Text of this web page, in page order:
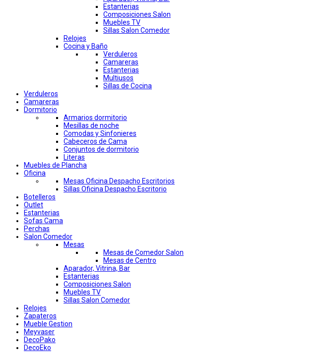
Estanterias
Composiciones Salon
Muebles TV
Sillas Salon Comedor
Relojes
Cocina y Baño
Verduleros
Camareras
Estanterias
Multiusos
Sillas de Cocina
Verduleros
Camareras
Dormitorio
Armarios dormitorio
Mesillas de noche
Comodas y Sinfonieres
Cabeceros de Cama
Conjuntos de dormitorio
Literas
Muebles de Plancha
Oficina
Mesas Oficina Despacho Escritorios
Sillas Oficina Despacho Escritorio
Botelleros
Outlet
Estanterias
Sofas Cama
Perchas
Salon Comedor
Mesas
Mesas de Comedor Salon
Mesas de Centro
Aparador, Vitrina, Bar
Estanterias
Composiciones Salon
Muebles TV
Sillas Salon Comedor
Relojes
Zapateros
Mueble Gestion
Meyvaser
DecoPako
DecoEko